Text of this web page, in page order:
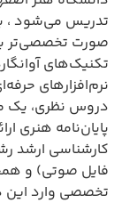
تدریس می‌شود ،
صورت تخصصی‌تر
تکنیک‌های
نرم‌افزارهای
دروس نظری، یک
پایان‌نامه هنری
کارشناسی ارشد
فایل صوتی) و
تخصصی وارد این